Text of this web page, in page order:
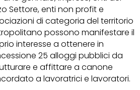
Settore, enti non profit e
di categoria del territorio
possono manifestare il
interesse a ottenere in
25 alloggi pubblici da
e affittare a canone
a lavoratrici e lavoratori.